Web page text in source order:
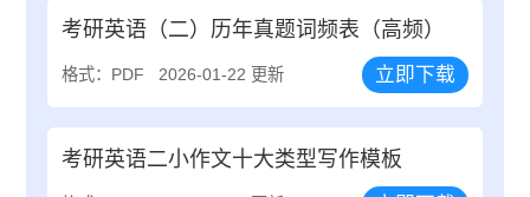
考研英语（二）历年真题词频表（高频）
格式：PDF 2026-01-22 更新 立即下载
考研英语二小作文十大类型写作模板